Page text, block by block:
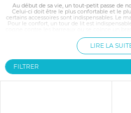
Au début de sa vie, un tout-petit passe de
Celui-ci doit être le plus confortable et le
certains accessoires sont indispensables. Le
Pour le confort, un tour de lit est
LIRE LA
FILTRER